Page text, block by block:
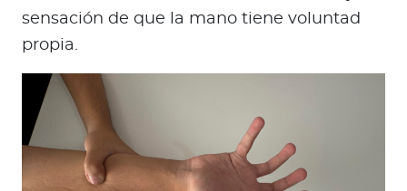
sensación de que la mano tiene voluntad
propia.